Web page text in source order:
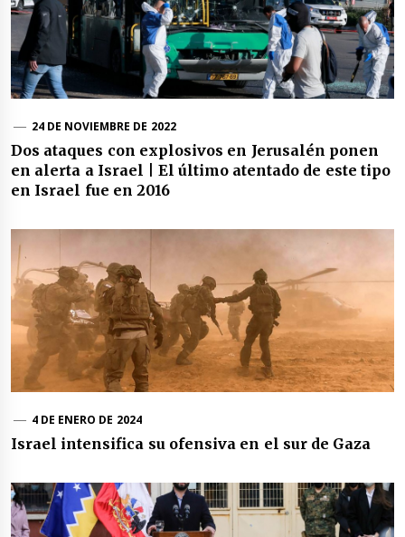
24 DE NOVIEMBRE DE 2022
Dos ataques con explosivos en Jerusalén ponen
en alerta a Israel | El último atentado de este tipo
en Israel fue en 2016
4 DE ENERO DE 2024
Israel intensifica su ofensiva en el sur de Gaza